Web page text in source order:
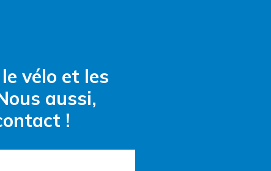
vélo et les
aussi,
!